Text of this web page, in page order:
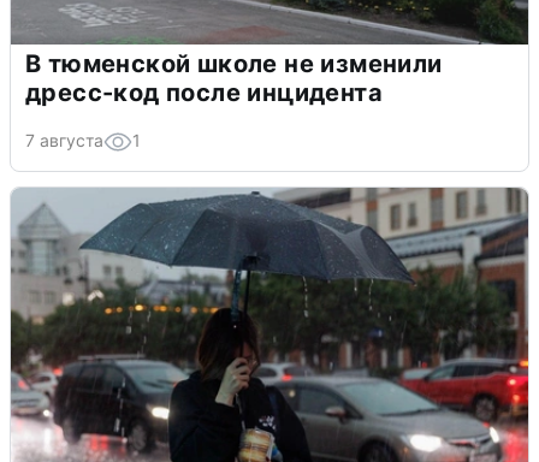
В тюменской школе не изменили
дресс-код после инцидента
7 августа 1